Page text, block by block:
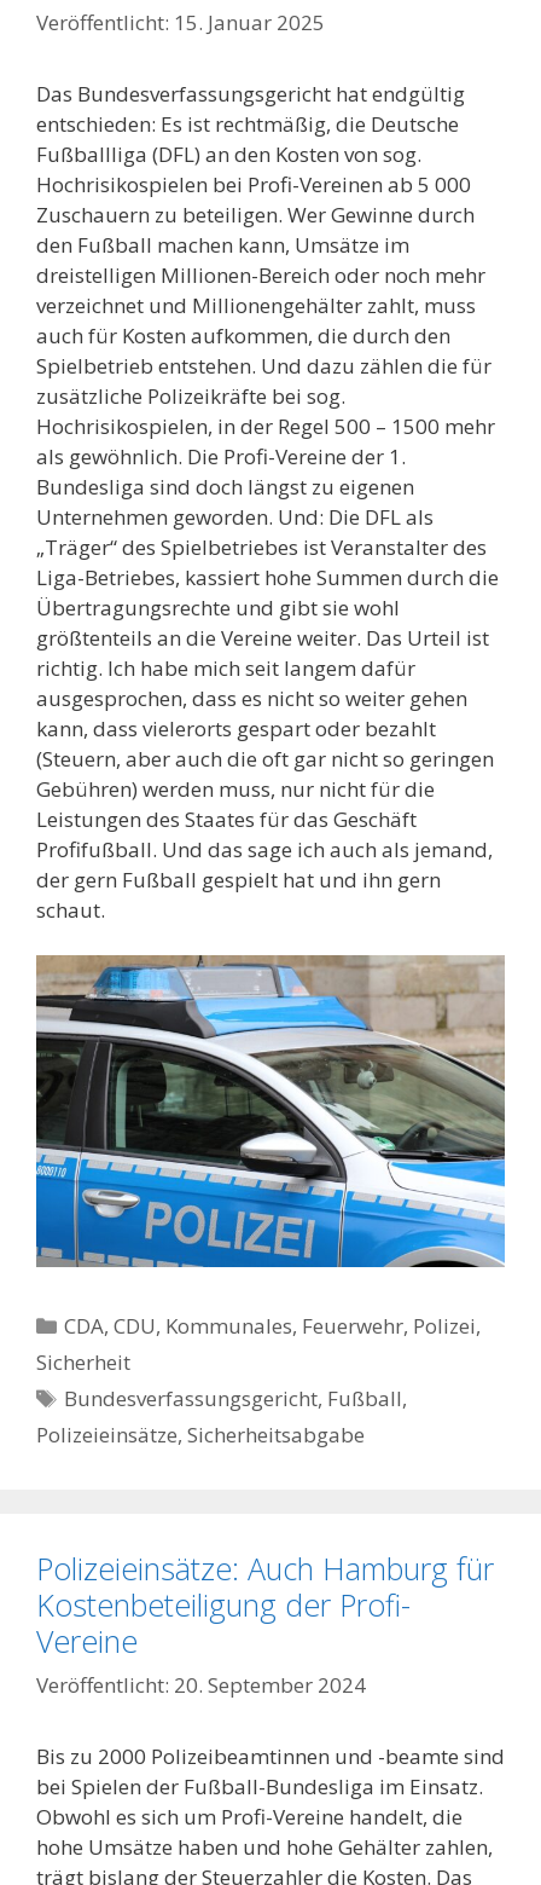
15. Januar 2025
Das Bundesverfassungsgericht hat endgültig
entschieden: Es ist rechtmäßig, die Deutsche
Fußballliga (DFL) an den Kosten von sog.
Hochrisikospielen bei Profi-Vereinen ab 5 000
Zuschauern zu beteiligen. Wer Gewinne durch
den Fußball machen kann, Umsätze im
dreistelligen Millionen-Bereich oder noch mehr
verzeichnet und Millionengehälter zahlt, muss
auch für Kosten aufkommen, die durch den
Spielbetrieb entstehen. Und dazu zählen die für
zusätzliche Polizeikräfte bei sog.
Hochrisikospielen, in der Regel 500 – 1500 mehr
als gewöhnlich. Die Profi-Vereine der 1.
Bundesliga sind doch längst zu eigenen
Unternehmen geworden. Und: Die DFL als
„Träger“ des Spielbetriebes ist Veranstalter des
Liga-Betriebes, kassiert hohe Summen durch die
Übertragungsrechte und gibt sie wohl
größtenteils an die Vereine weiter. Das Urteil ist
richtig. Ich habe mich seit langem dafür
ausgesprochen, dass es nicht so weiter gehen
kann, dass vielerorts gespart oder bezahlt
(Steuern, aber auch die oft gar nicht so geringen
Gebühren) werden muss, nur nicht für die
Leistungen des Staates für das Geschäft
Profifußball. Und das sage ich auch als jemand,
der gern Fußball gespielt hat und ihn gern
schaut.
Kategorien
CDA,CDU, Kommunales, Feuerwehr, Polizei,
Sicherheit
Schlagwörter
Bundesverfassungsgericht, Fußball,
Polizeieinsätze, Sicherheitsabgabe
Polizeieinsätze: Auch Hamburg für
Kostenbeteiligung der Profi-
Vereine
20. September 2024
Bis zu 2000 Polizeibeamtinnen und -beamte sind
bei Spielen der Fußball-Bundesliga im Einsatz.
Obwohl es sich um Profi-Vereine handelt, die
hohe Umsätze haben und hohe Gehälter zahlen,
trägt bislang der Steuerzahler die Kosten. Das